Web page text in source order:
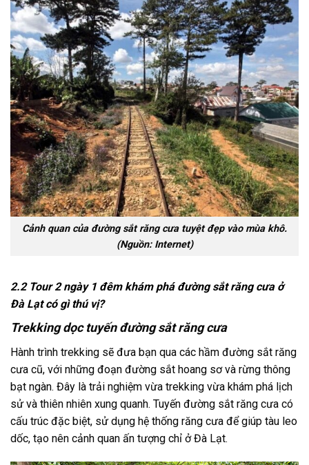
Cảnh quan của đường sắt răng cưa tuyệt đẹp vào mùa khô.
(Nguồn: Internet)
2.2 Tour 2 ngày 1 đêm khám phá đường sắt răng cưa ở
Đà Lạt có gì thú vị?
Trekking dọc tuyến đường sắt răng cưa
Hành trình trekking sẽ đưa bạn qua các hầm đường sắt răng
cưa cũ, với những đoạn đường sắt hoang sơ và rừng thông
bạt ngàn. Đây là trải nghiệm vừa trekking vừa khám phá lịch
sử và thiên nhiên xung quanh. Tuyến đường sắt răng cưa có
cấu trúc đặc biệt, sử dụng hệ thống răng cưa để giúp tàu leo
dốc, tạo nên cảnh quan ấn tượng chỉ ở Đà Lạt.